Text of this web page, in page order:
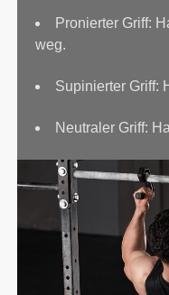
Pronierter Griff:
weg.
Supinierter Griff:
Neutraler Griff: